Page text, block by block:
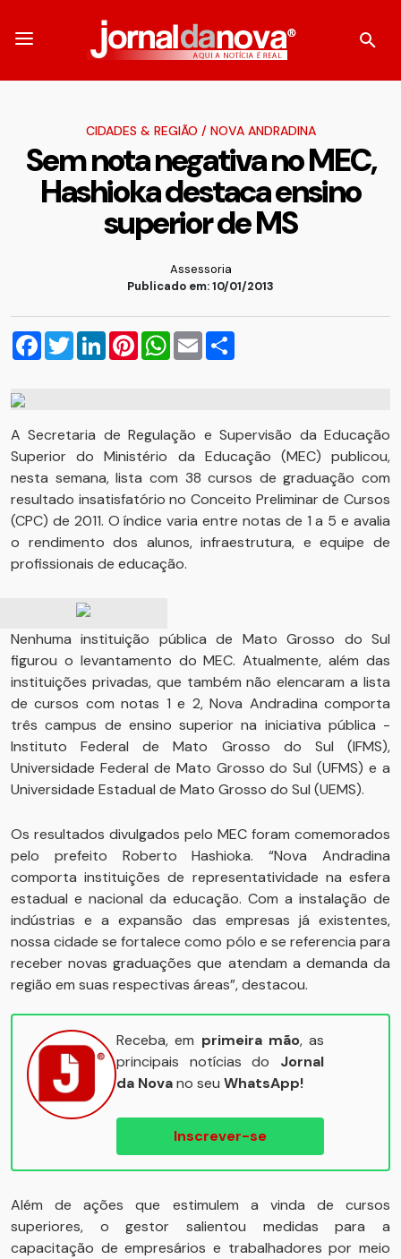
CIDADES & REGIÃO / NOVA ANDRADINA
Sem nota negativa no MEC,
Hashioka destaca ensino
superior de MS
Assessoria
Publicado em: 10/01/2013
Facebook
TwitterLinkedInPinterestWhatsApp
Email
A Secretaria de Regulação e Supervisão da Educação
Superior do Ministério da Educação (MEC) publicou,
nesta semana, lista com 38 cursos de graduação com
resultado insatisfatório no Conceito Preliminar de Cursos
(CPC) de 2011. O índice varia entre notas de 1 a 5 e avalia
o rendimento dos alunos, infraestrutura, e equipe de
profissionais de educação.
Nenhuma instituição pública de Mato Grosso do Sul
figurou o levantamento do MEC. Atualmente, além das
instituições privadas, que também não elencaram a lista
de cursos com notas 1 e 2, Nova Andradina comporta
três campus de ensino superior na iniciativa pública -
Instituto Federal de Mato Grosso do Sul (IFMS),
Universidade Federal de Mato Grosso do Sul (UFMS) e a
Universidade Estadual de Mato Grosso do Sul (UEMS).
Os resultados divulgados pelo MEC foram comemorados
pelo prefeito Roberto Hashioka. “Nova Andradina
comporta instituições de representatividade na esfera
estadual e nacional da educação. Com a instalação de
indústrias e a expansão das empresas já existentes,
nossa cidade se fortalece como pólo e se referencia para
receber novas graduações que atendam a demanda da
região em suas respectivas áreas”, destacou.
Receba, em primeira mão, as
principais notícias do Jornal
da Novano seu WhatsApp!
Inscrever-se
Além de ações que estimulem a vinda de cursos
superiores, o gestor salientou medidas para a
capacitação de empresários e trabalhadores por meio